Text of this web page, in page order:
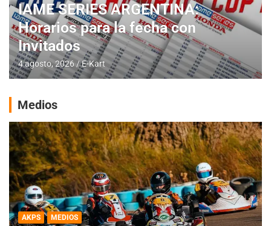
IAME SERIES ARGENTINA:
Horarios para la fecha con
Invitados
4 agosto, 2026 E-Kart
Medios
AKPS MEDIOS